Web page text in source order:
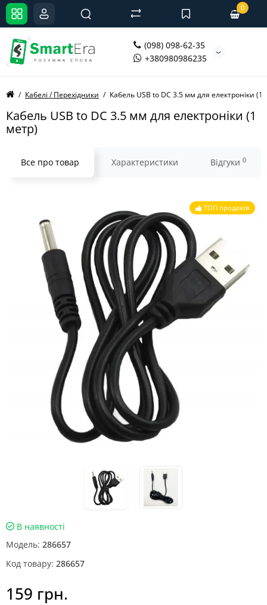
(098) 098-62-35
+380980986235
0
Кабелі / Перехідники Кабель USB to DC 3.5 мм для електроніки (1
Кабель USB to DC 3.5 мм для електроніки (1
метр)
Все про товар Характеристики Відгуки 0
ТОП продажів
В наявності
Модель: 286657
Код товару: 286657
159 грн.